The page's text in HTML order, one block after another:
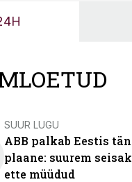
SUUR LUGU
ABB palkab Eestis
plaane: suurem
ette müüdud